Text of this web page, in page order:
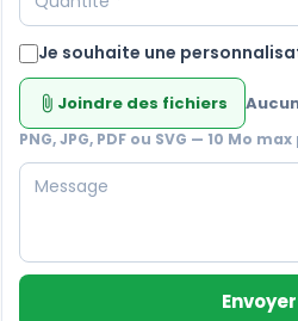
Je souhaite une
attach_file Joindre des fichiers
PNG, JPG, PDF ou SVG — 10 Mo